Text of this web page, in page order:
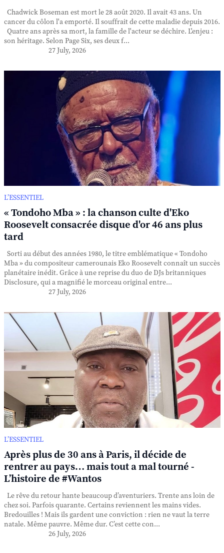
Chadwick Boseman est mort le 28 août 2020. Il avait 43 ans. Un
cancer du côlon l'a emporté. Il souffrait de cette maladie depuis 2016.
Quatre ans après sa mort, la famille de l'acteur se déchire. L'enjeu :
son héritage. Selon Page Six, ses deux f...
27 July, 2026
L’ESSENTIEL
« Tondoho Mba » : la chanson culte d'Eko
Roosevelt consacrée disque d'or 46 ans plus
tard
Sorti au début des années 1980, le titre emblématique « Tondoho
Mba » du compositeur camerounais Eko Roosevelt connaît un succès
planétaire inédit. Grâce à une reprise du duo de DJs britanniques
Disclosure, qui a magnifié le morceau original entre...
27 July, 2026
L’ESSENTIEL
Après plus de 30 ans à Paris, il décide de
rentrer au pays… mais tout a mal tourné -
L’histoire de #Wantos
Le rêve du retour hante beaucoup d’aventuriers. Trente ans loin de
chez soi. Parfois quarante. Certains reviennent les mains vides.
Bredouilles ! Mais ils gardent une conviction : rien ne vaut la terre
natale. Même pauvre. Même dur. C’est cette con...
26 July, 2026